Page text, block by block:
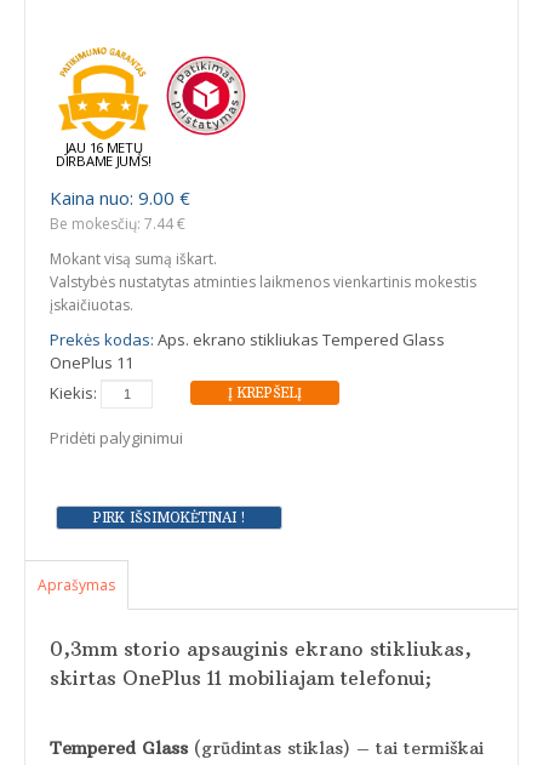
JAU 16 METŲ
DIRBAME JUMS!
Kaina nuo: 9.00 €
Be mokesčių: 7.44 €
Mokant visą sumą iškart.
Valstybės nustatytas atminties laikmenos vienkartinis mokestis
įskaičiuotas.
Prekės kodas: Aps. ekrano stikliukas Tempered Glass
OnePlus 11
Kiekis:
Pridėti palyginimui
Aprašymas
0,3mm storio apsauginis ekrano stikliukas,
skirtas OnePlus 11 mobiliajam telefonui;
Tempered Glass (grūdintas stiklas) – tai termiškai